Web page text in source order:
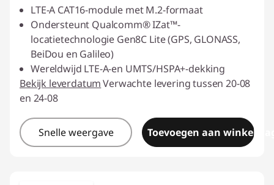
LTE-A CAT16-module met M.2-formaat
Ondersteunt Qualcomm® IZat™-
locatietechnologie Gen8C Lite (GPS, GLONASS,
BeiDou en Galileo)
Wereldwijd LTE-A-en UMTS/HSPA+-dekking
Bekijk leverdatumVerwachte levering tussen 20-08
en 24-08
Snelle weergave Toevoegen aan